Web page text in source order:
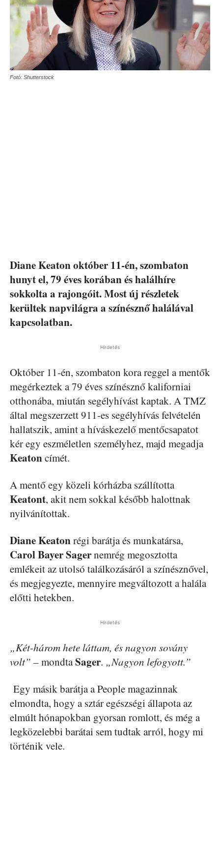
Fotó: Shutterstock
Diane Keaton október 11-én, szombaton
hunyt el, 79 éves korában és halálhíre
sokkolta a rajongóit. Most új részletek
kerültek napvilágra a színésznő halálával
kapcsolatban.
Hirdetés
Október 11-én, szombaton kora reggel a mentők
megérkeztek a 79 éves színésznő kaliforniai
otthonába, miután segélyhívást kaptak. A TMZ
által megszerzett 911-es segélyhívás felvételén
hallatszik, amint a híváskezelő mentőcsapatot
kér egy eszméletlen személyhez, majd megadja
Keatoncímét.
A mentő egy közeli kórházba szállította
Keatont, akit nem sokkal később halottnak
nyilvánítottak.
DianeKeatonrégi barátja és munkatársa,
CarolBayerSagernemrég megosztotta
emlékeit az utolsó találkozásáról a színésznővel,
és megjegyezte, mennyire megváltozott a halála
előtti hetekben.
Hirdetés
„Két-három hete láttam, és nagyon sovány
volt” – mondtaSager. „Nagyon lefogyott.”
Egy másik barátja a People magazinnak
elmondta, hogy a sztár egészségi állapota az
elmúlt hónapokban gyorsan romlott, és még a
legközelebbi barátai sem tudtak arról, hogy mi
történik vele.